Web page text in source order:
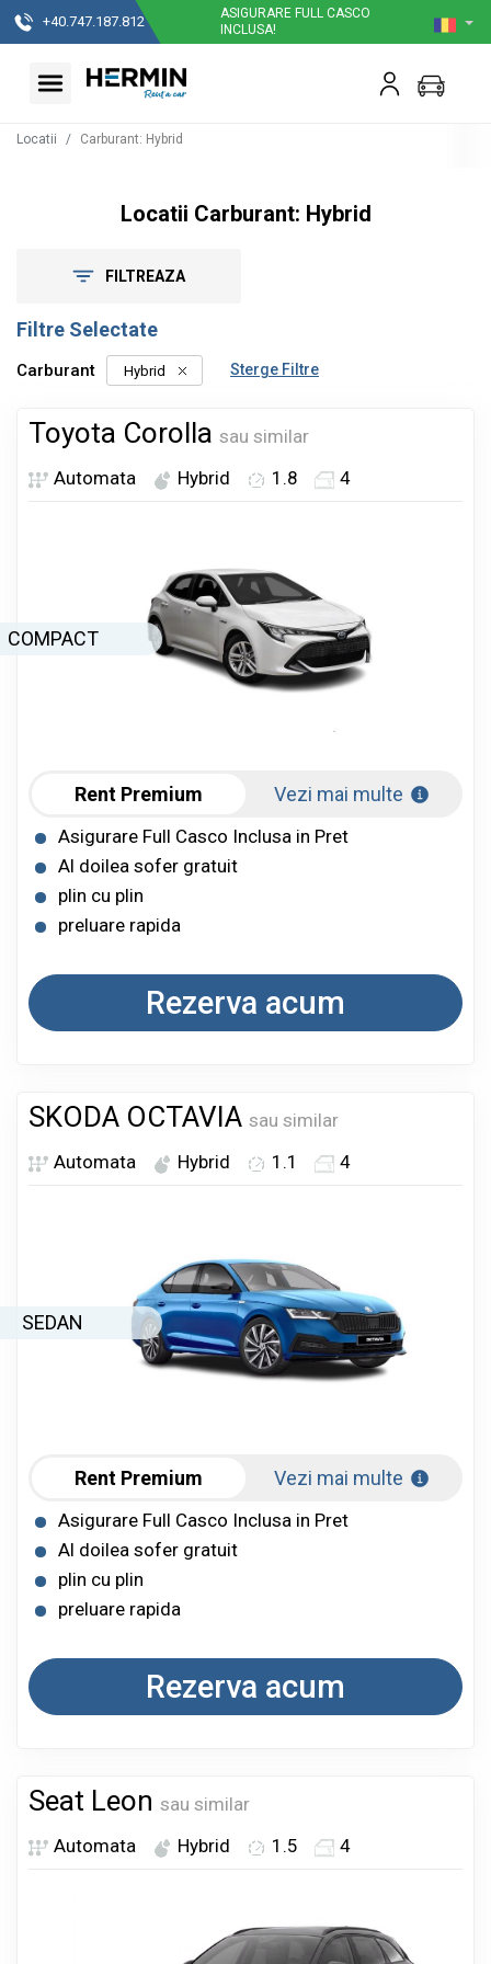
+40.747.187.812
ASIGURARE FULL CASCO
INCLUSA!
Locatii Carburant: Hybrid
Locatii Carburant: Hybrid
FILTREAZA
Filtre Selectate
Carburant Hybrid Sterge Filtre
Toyota Corolla sau similar
Automata
Hybrid 1.8 4
COMPACT
Rent Premium Vezi mai multe
Asigurare Full Casco Inclusa in Pret
Al doilea sofer gratuit
plin cu plin
preluare rapida
Rezerva acum
SKODA OCTAVIA sau similar
Automata
Hybrid 1.1 4
SEDAN
Rent Premium Vezi mai multe
Asigurare Full Casco Inclusa in Pret
Al doilea sofer gratuit
plin cu plin
preluare rapida
Rezerva acum
Seat Leon sau similar
Automata
Hybrid 1.5 4